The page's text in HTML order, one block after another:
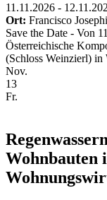
11.11.2026 -
Ort: Francisco
Save the Date - Von
Österreichische
(Schloss Weinzierl) in
Nov.
13
Fr.
Wohnbauten